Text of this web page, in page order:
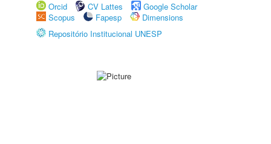
Orcid
CV Lattes
Google Scholar
Scopus
Fapesp
Dimensions
Repositório Institucional UNESP